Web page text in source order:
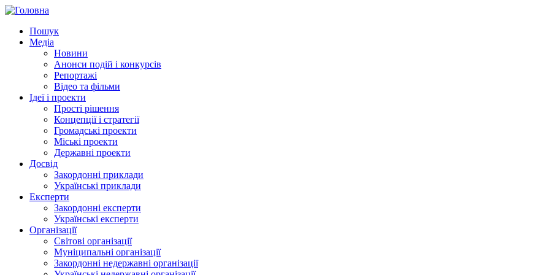
Пошук
Медіа
Новини
Анонси подій і конкурсів
Репортажі
Відео та фільми
Ідеї і проекти
Прості рішення
Концепції і стратегії
Громадські проекти
Міські проекти
Державні проекти
Досвід
Закордонні приклади
Українські приклади
Експерти
Закордонні експерти
Українські експерти
Організації
Світові організації
Муніципальні організації
Закордонні недержавні організації